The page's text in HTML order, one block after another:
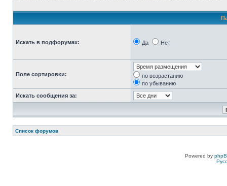
Искать в подфорумах: Да Нет
Поле сортировки:
по возрастанию
по убыванию
Искать сообщения за:
Список форумов
Powered by